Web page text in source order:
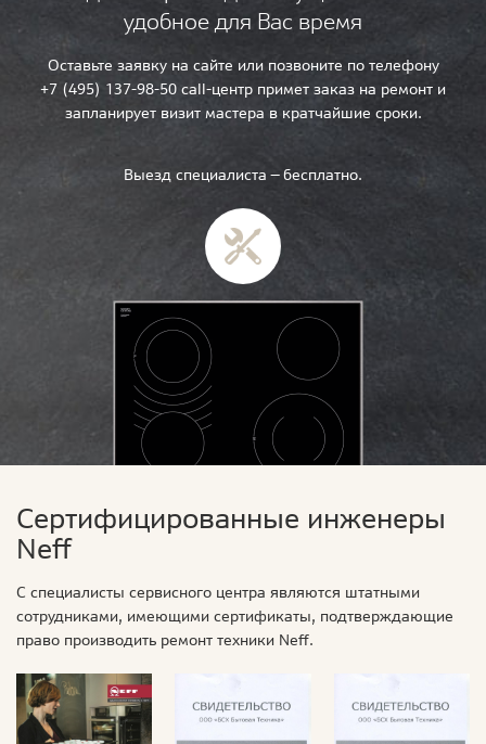
удобное для Вас время
Оставьте заявку на сайте или позвоните по телефону
+7 (495) 137-98-50 call-центр примет заказ на ремонт и
запланирует визит мастера в кратчайшие сроки.
Выезд специалиста — бесплатно.
Сертифицированные инженеры
Neff
С специалисты сервисного центра являются штатными
сотрудниками, имеющими сертификаты, подтверждающие
право производить ремонт техники Neff.